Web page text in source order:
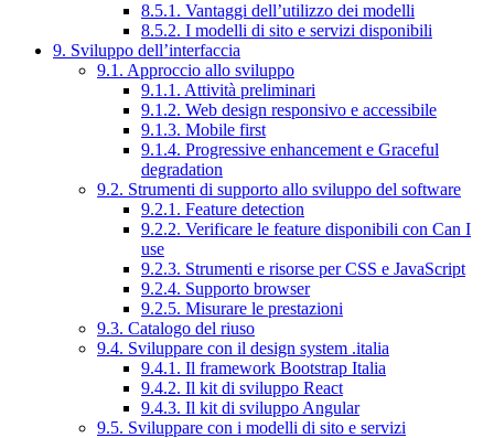
8.5.1. Vantaggi dell’utilizzo dei modelli
8.5.2. I modelli di sito e servizi disponibili
9. Sviluppo dell’interfaccia
9.1. Approccio allo sviluppo
9.1.1. Attività preliminari
9.1.2. Web design responsivo e accessibile
9.1.3. Mobile first
9.1.4. Progressive enhancement e Graceful
degradation
9.2. Strumenti di supporto allo sviluppo del software
9.2.1. Feature detection
9.2.2. Verificare le feature disponibili con Can I
use
9.2.3. Strumenti e risorse per CSS e JavaScript
9.2.4. Supporto browser
9.2.5. Misurare le prestazioni
9.3. Catalogo del riuso
9.4. Sviluppare con il design system .italia
9.4.1. Il framework Bootstrap Italia
9.4.2. Il kit di sviluppo React
9.4.3. Il kit di sviluppo Angular
9.5. Sviluppare con i modelli di sito e servizi